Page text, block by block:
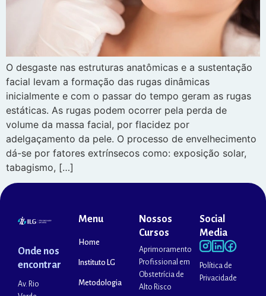
O desgaste nas estruturas anatômicas e a sustentação
facial levam a formação das rugas dinâmicas
inicialmente e com o passar do tempo geram as rugas
estáticas. As rugas podem ocorrer pela perda de
volume da massa facial, por flacidez por
adelgaçamento da pele. O processo de envelhecimento
dá-se por fatores extrínsecos como: exposição solar,
tabagismo, […]
Onde nos
encontrar
Av. Rio
Menu
Home
Instituto LG
Metodologia
Nossos
Cursos
Aprimoramento
Profissional em
Obstetrícia de
Alto Risco
Social
Media
Política de
Privacidade